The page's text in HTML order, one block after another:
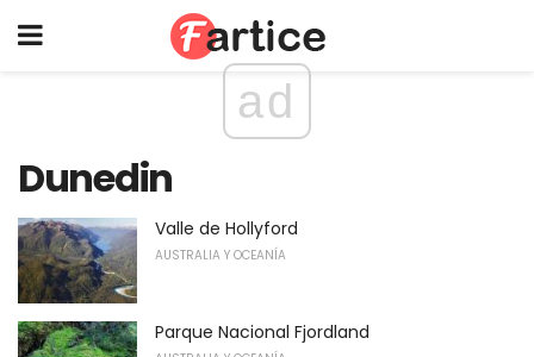
ad
Dunedin
Valle de Hollyford
AUSTRALIA Y OCEANÍA
Parque Nacional Fjordland